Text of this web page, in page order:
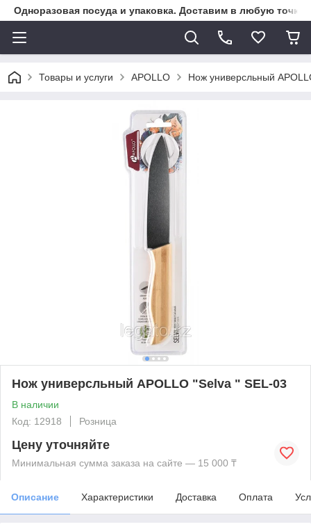
Одноразовая посуда и упаковка. Доставим в любую точку
Товары и услуги APOLLO Нож универсльный
Нож универсльный APOLLO "Selva " SEL-03
В наличии
Код: 12918
Розница
Цену уточняйте
Минимальная сумма заказа на сайте — 15 000 ₸
Описание Характеристики Доставка Оплата